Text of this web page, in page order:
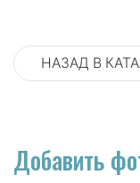
НАЗАД В
Добавить